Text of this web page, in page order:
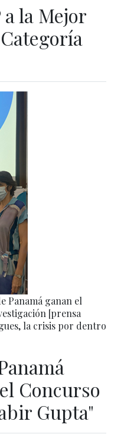
la Mejor
Panamá ganan el
[prensa
la crisis por dentro
Concurso
Gupta"